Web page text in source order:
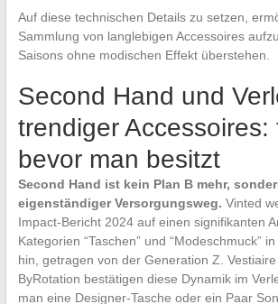
Auf diese technischen Details zu setzen,
Sammlung von langlebigen Accessoires
Saisons ohne modischen Effekt überstehen.
Second Hand und
trendiger Accessoires:
bevor man besitzt
Second Hand ist kein Plan B mehr,
eigenständiger Versorgungsweg. Vinted
Impact-Bericht 2024 auf einen signifikanten
Kategorien “Taschen” und “Modeschmuck”
hin, getragen von der Generation Z.
ByRotation bestätigen diese Dynamik im
man eine Designer-Tasche oder ein Paar